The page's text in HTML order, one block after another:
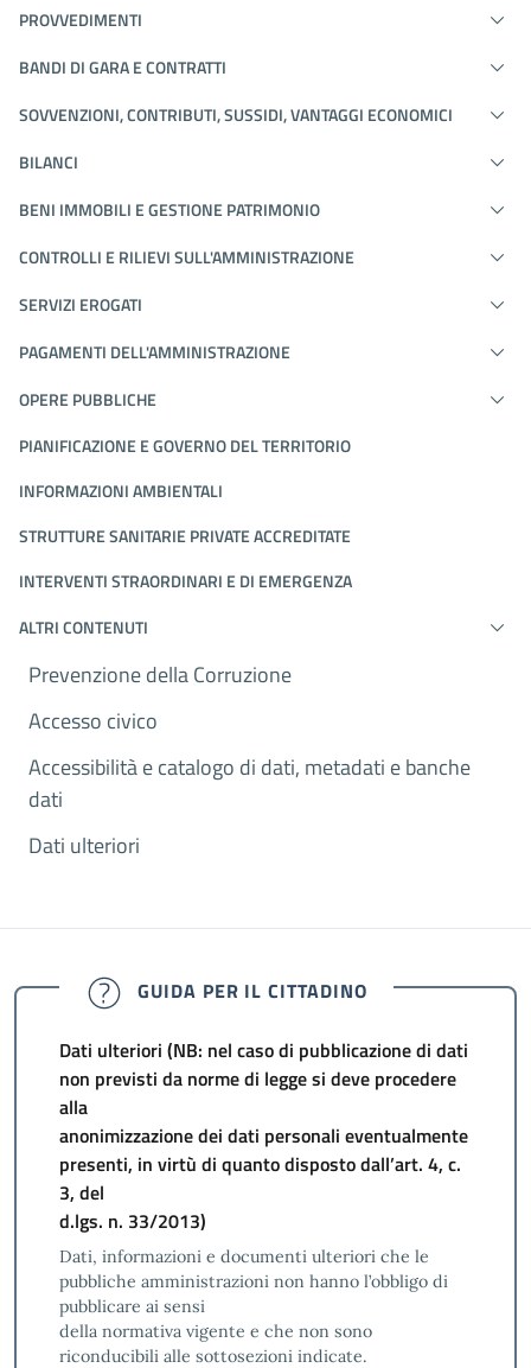
PROVVEDIMENTI
BANDI DI GARA E CONTRATTI
SOVVENZIONI, CONTRIBUTI, SUSSIDI, VANTAGGI ECONOMICI
BILANCI
BENI IMMOBILI E GESTIONE PATRIMONIO
CONTROLLI E RILIEVI SULL'AMMINISTRAZIONE
SERVIZI EROGATI
PAGAMENTI DELL'AMMINISTRAZIONE
OPERE PUBBLICHE
PIANIFICAZIONE E GOVERNO DEL TERRITORIO
INFORMAZIONI AMBIENTALI
STRUTTURE SANITARIE PRIVATE ACCREDITATE
INTERVENTI STRAORDINARI E DI EMERGENZA
ALTRI CONTENUTI
Prevenzione della Corruzione
Accesso civico
Accessibilità e catalogo di dati, metadati e banche
dati
Dati ulteriori
GUIDA PER IL CITTADINO
Dati ulteriori (NB: nel caso di pubblicazione di dati
non previsti da norme di legge si deve procedere
alla
anonimizzazione dei dati personali eventualmente
presenti, in virtù di quanto disposto dall’art. 4, c.
3, del
d.lgs. n. 33/2013)
Dati, informazioni e documenti ulteriori che le
pubbliche amministrazioni non hanno l’obbligo di
pubblicare ai sensi
della normativa vigente e che non sono
riconducibili alle sottosezioni indicate.